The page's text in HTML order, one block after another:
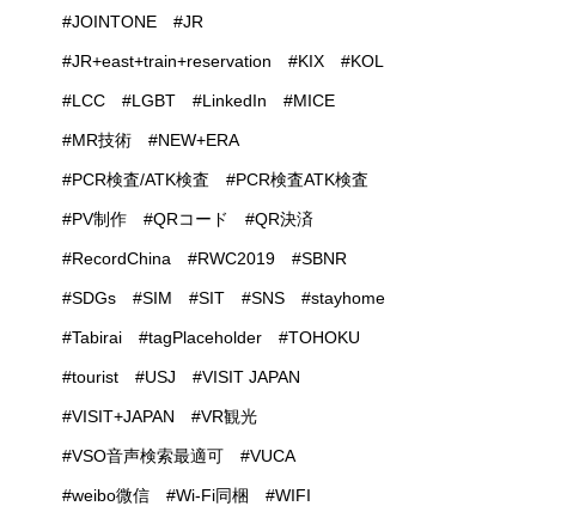
JOINTONE JR
JR+east+train+reservation KIX KOL
LCC LGBT LinkedIn MICE
MR技術 NEW+ERA
PCR検査/ATK検査 PCR検査ATK検査
PV制作 QRコード QR決済
RecordChina RWC2019 SBNR
SDGs SIM SIT SNS stayhome
Tabirai tagPlaceholder TOHOKU
tourist USJ VISIT JAPAN
VISIT+JAPAN VR観光
VSO音声検索最適可 VUCA
weibo微信 Wi-Fi同梱 WIFI